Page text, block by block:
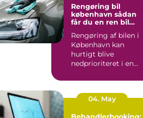
Rengøring bil
københavn sådan
får du en ren bil
Rengøring af bilen i
København kan
hurtigt blive
nedprioriteret i en
arbejde, børn...
04. May